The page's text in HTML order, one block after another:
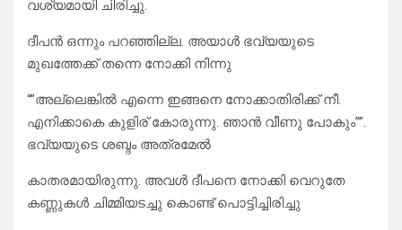
വശ്യമായി ചിരിച്ചു.
ദീപൻ ഒന്നും പറഞ്ഞില്ല. അയാൾ ഭവ്യയുടെ
മുഖത്തേക്ക് തന്നെ നോക്കി നിന്നു
“”അല്ലെങ്കിൽ എന്നെ ഇങ്ങനെ നോക്കാതിരിക്ക് നീ.
എനിക്കാകെ കുളിര് കോരുന്നു. ഞാൻ വീണു പോകും””.
ഭവ്യയുടെ ശബ്ദം അത്രമേൽ
കാതരമായിരുന്നു. അവൾ ദീപനെ നോക്കി വെറുതേ
കണ്ണുകൾ ചിമ്മിയടച്ചു കൊണ്ട് പൊട്ടിച്ചിരിച്ചു